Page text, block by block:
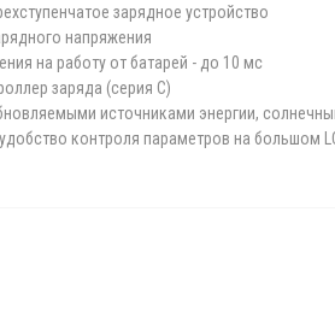
зарядное устройство
напряжения
на работу от батарей - до 10 мс
заряда (серия С)
источниками энергии,
контроля параметров на большом